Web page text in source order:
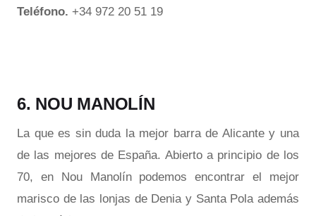
Teléfono. +34 972 20 51 19
6. NOU MANOLÍN
La que es sin duda la mejor barra de Alicante y una
de las mejores de España. Abierto a principio de los
70, en Nou Manolín podemos encontrar el mejor
marisco de las lonjas de Denia y Santa Pola además